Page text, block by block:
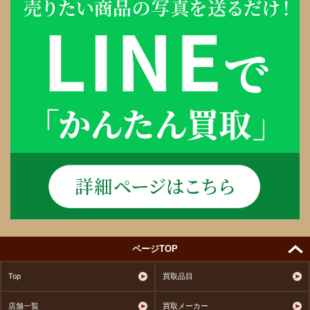
ページTOP
Top 買取品目
店舗一覧 買取メーカー